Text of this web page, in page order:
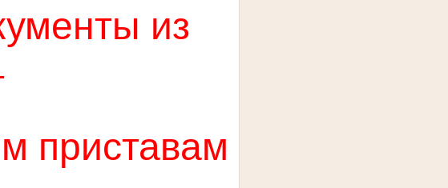
из
приставам